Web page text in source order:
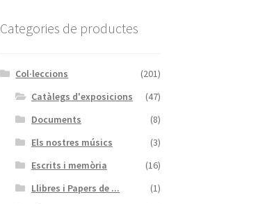
Categories de productes
Col·leccions
(201)
Catàlegs d'exposicions
(47)
Documents
(8)
Els nostres músics
(3)
Escrits i memòria
(16)
Llibres i Papers de ...
(1)